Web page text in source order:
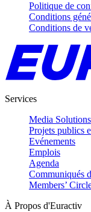
Politique de
Conditions
Conditions de
Services
Media Solutions
Projets publics
Evénements
Emplois
Agenda
Communiqués
Members’
À Propos d'Euractiv